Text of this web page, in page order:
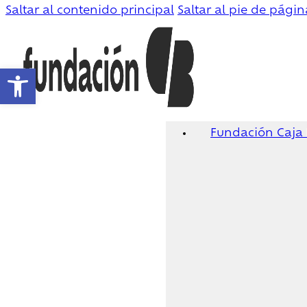
Abrir barra de herramientas
Saltar al contenido principal Saltar al pie de
Fundación Caja